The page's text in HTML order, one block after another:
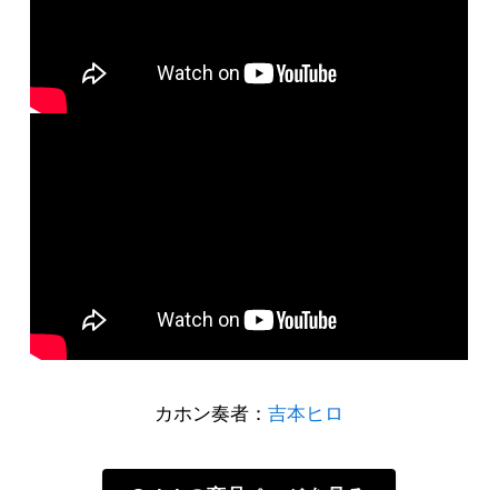
カホン奏者： 吉本ヒロ